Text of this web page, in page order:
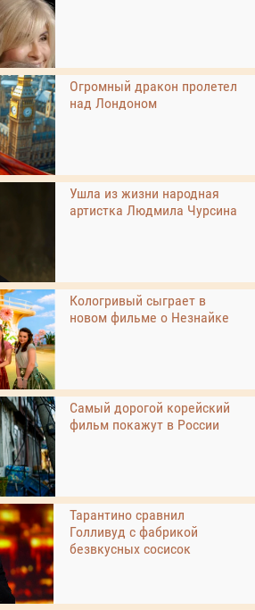
Огромный дракон пролетел
над Лондоном
Ушла из жизни народная
артистка Людмила Чурсина
Кологривый сыграет в
новом фильме о Незнайке
Самый дорогой корейский
фильм покажут в России
Тарантино сравнил
Голливуд с фабрикой
безвкусных сосисок